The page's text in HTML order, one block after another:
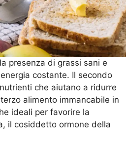
presenza di grassi sani e
costante. Il secondo
che aiutano a ridurre
alimento immancabile in
ideali per favorire la
il cosiddetto ormone della